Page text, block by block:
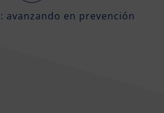
avanzando en prevención